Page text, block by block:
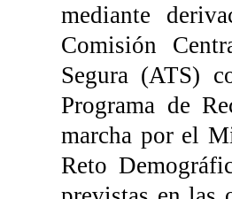
mediante
Comisión
Segura (ATS)
Programa de
marcha por el
Reto